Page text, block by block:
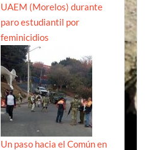
UAEM (Morelos) durante
paro estudiantil por
feminicidios
Un paso hacia el Común en